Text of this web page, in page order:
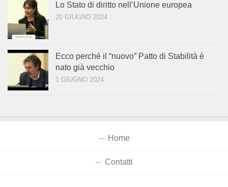
Lo Stato di diritto nell’Unione europea
20 GIUGNO 2024
Ecco perché il “nuovo” Patto di Stabilità è
nato già vecchio
1 GIUGNO 2024
Home
Contatti